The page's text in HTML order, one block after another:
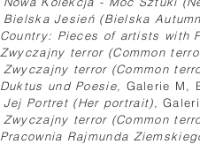
Bielska Jesień (Bielska
Country: Pieces of artists with
Zwyczajny terror (Common
Zwyczajny terror (Common
Duktus und Poesie,
Galerie M,
Jej Portret (Her portrait),
Zwyczajny terror (Common
Pracownia Rajmunda